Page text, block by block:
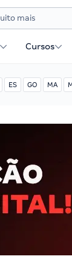
Cursos
ES GO MA